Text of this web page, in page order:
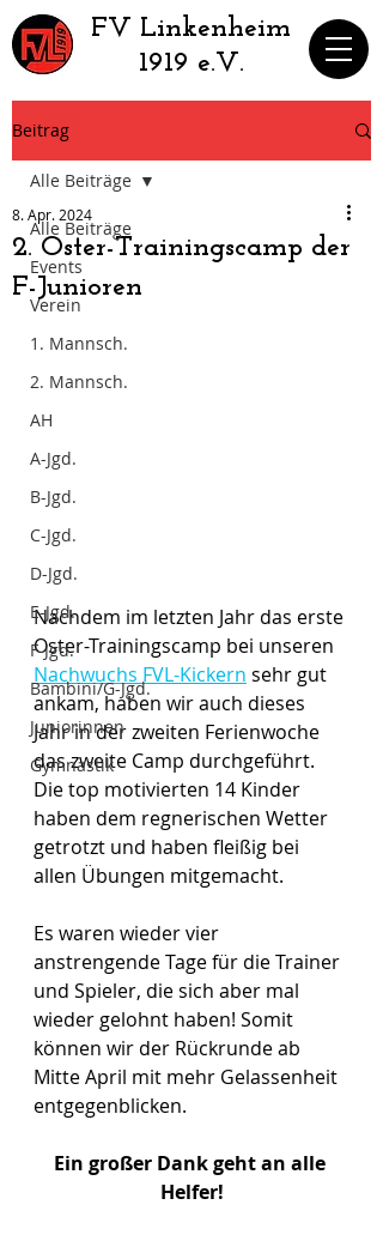
​FV Linkenheim
1919 e.V.
Beitrag
Alle Beiträge
Events
Verein
1. Mannsch.
2. Mannsch.
AH
A-Jgd.
B-Jgd.
C-Jgd.
D-Jgd.
E-Jgd.
F-Jgd.
Bambini/G-Jgd.
Juniorinnen
Gymnastik
Alle Beiträge
2. Oster-Trainingscamp der
F-Junioren
8. Apr. 2024
Nachdem im letzten Jahr das erste
Oster-Trainingscamp bei unseren
Nachwuchs FVL-Kickern sehr gut
ankam, haben wir auch dieses
Jahr in der zweiten Ferienwoche
das zweite Camp durchgeführt.
Die top motivierten 14 Kinder
haben dem regnerischen Wetter
getrotzt und haben fleißig bei
allen Übungen mitgemacht.
Es waren wieder vier
anstrengende Tage für die Trainer
und Spieler, die sich aber mal
wieder gelohnt haben! Somit
können wir der Rückrunde ab
Mitte April mit mehr Gelassenheit
entgegenblicken.
Ein großer Dank geht an alle
Helfer!